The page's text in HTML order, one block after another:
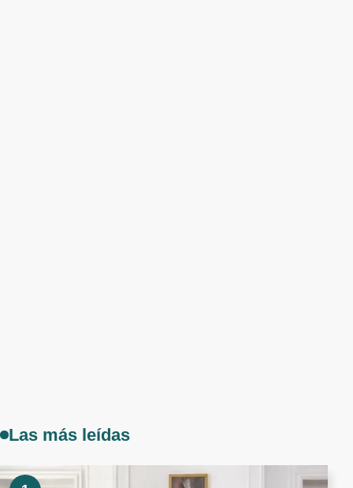
Las más leídas